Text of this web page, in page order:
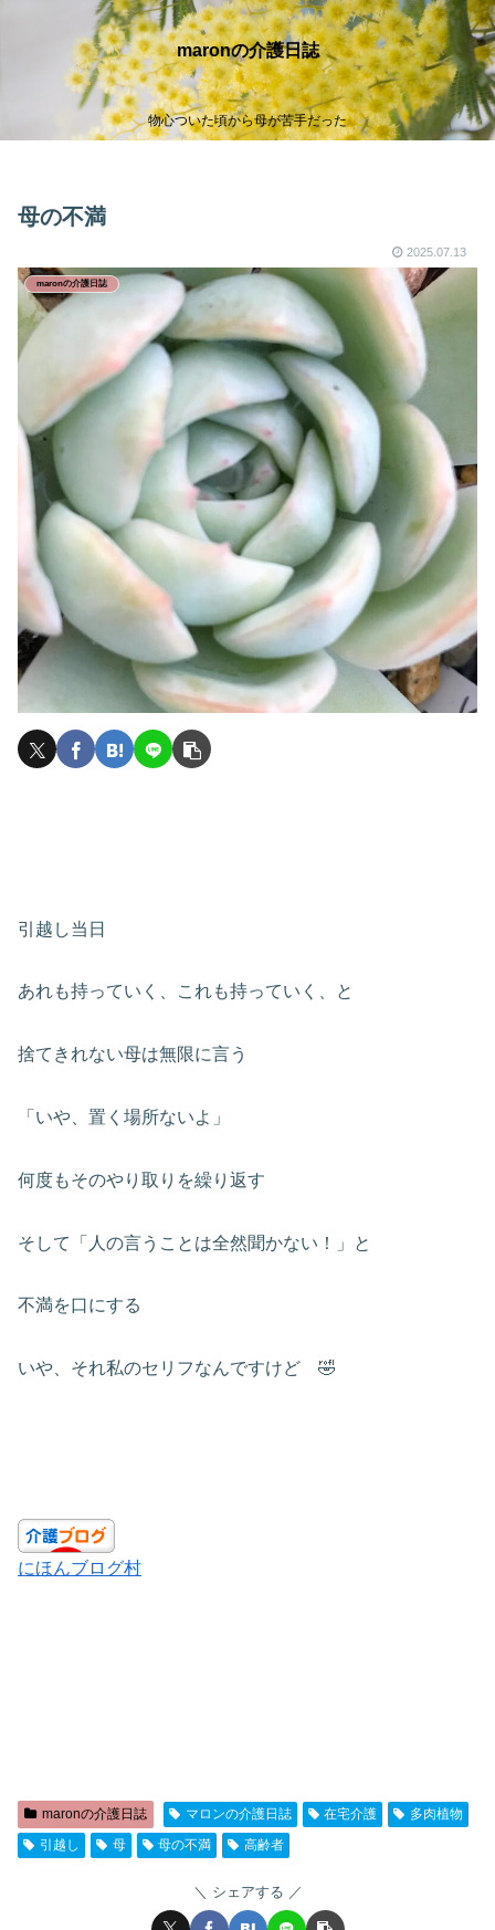
maronの介護日誌
物心ついた頃から母が苦手だった
母の不満
2025.07.13
maronの介護日誌
引越し当日
あれも持っていく、これも持っていく、と
捨てきれない母は無限に言う
「いや、置く場所ないよ」
何度もそのやり取りを繰り返す
そして「人の言うことは全然聞かない！」と
不満を口にする
いや、それ私のセリフなんですけど 🤣
にほんブログ村
maronの介護日誌 マロンの介護日誌 在宅介護
多肉植物
引越し
母 母の不満 高齢者
シェアする